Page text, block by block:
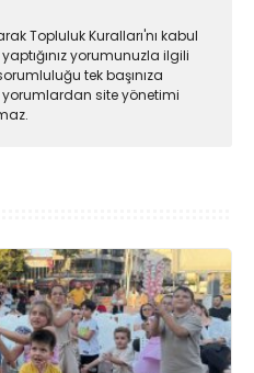
Topluluk Kuralları'nı kabul
yorumunuzla ilgili
tek başınıza
yorumlardan site yönetimi